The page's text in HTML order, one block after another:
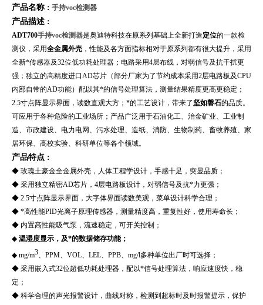
产品名称 ： 手持voc检测器
产品描述 ：
ADT700手持voc检测器是奥迪特科技在原系列基础上全新打造定位的一款检
测仪，采用全金属外壳 ，性能及各方面指标相对于原系列都有很大提升，采用
全新*传感器及32位低功耗处理器；电路采用4层布线，对弱信号及抗干扰更
强；独立的高精度进口AD芯片（部分厂家为了节约成本采用2层电路板及CPU
内部自带的AD功能）配以其*的信号处理算法，测量结果精度更高更稳定；
2.5寸点阵显示界面，读数直观大方；*的工艺设计，带来了 坚如磐石的品质。
可应用于各种危险的工业场所；产品广泛用于石油化工、治金矿业、工业制
造、市政建设、电力电网、污水处理、造纸、消防、生物制药、畜牧养殖、家
居环保、高校实验、科研单位等各个领域。
产品特点 ：
◆ 玫瑰土豪金全金属外壳，人体工程学设计，手感十足，突显品质；
◆ 采用独立精密AD芯片，4层电路板设计，对弱信号及抗*力更强；
◆ 2.5寸点阵显示界面，大字体界面读数美观，菜单设计科学合理；
◆ *高性能PID光离子原理传感器，测量精度高，重复性好，使用寿命长；
◆ 内置高性能吸气泵，流速稳定，可开关控制；
◆ 温湿度显示，及*的数据储存功能；
◆ mg/m3 、PPM、VOL、LEL、PPB、mg/l多种单位出厂时可选择；
◆ 采用嵌入式32位超低功耗处理器，配以*信号处理算法，响应速度快，稳
定；
◆ 科学合理的声光报警设计，曲线对称，检测到超标时及时报警提示，保护